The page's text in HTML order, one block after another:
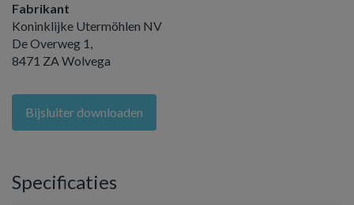
Fabrikant
Koninklijke Utermöhlen NV
De Overweg 1,
8471 ZA Wolvega
Bijsluiter downloaden
Specificaties